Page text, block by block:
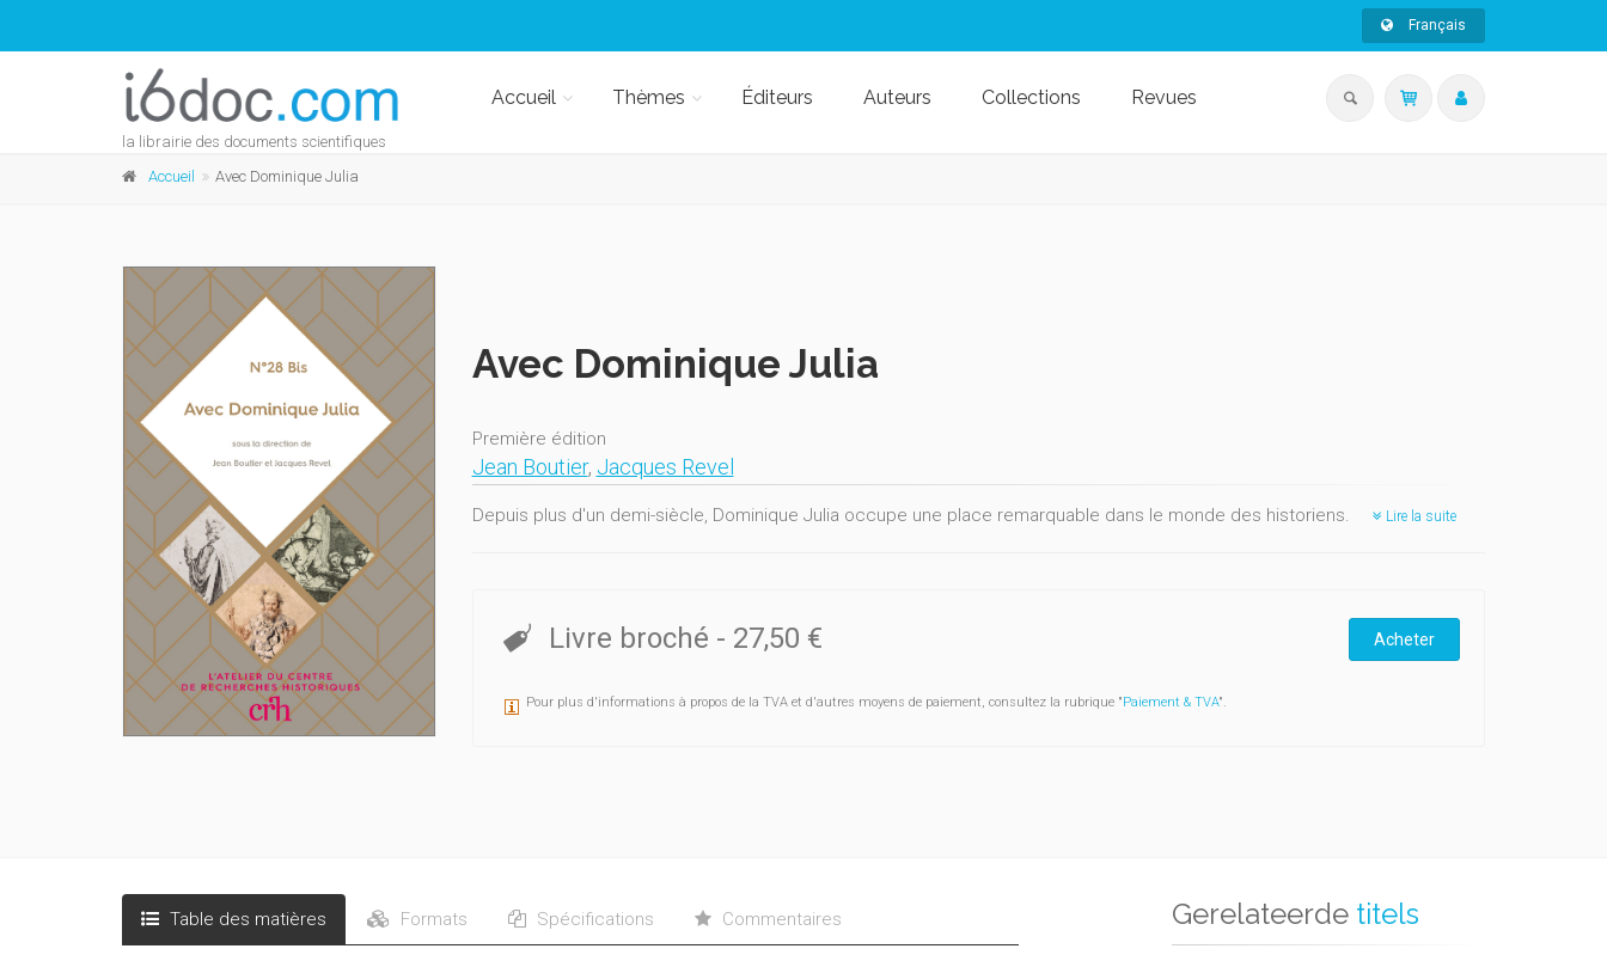
Français
la librairie des documents scientifiques
Accueil Thèmes Éditeurs Auteurs Collections Revues
Accueil Avec Dominique Julia
Avec Dominique Julia
Première édition
Jean Boutier, Jacques Revel
Depuis plus d'un demi-siècle, Dominique Julia occupe une place remarquable dans le monde des historiens. Lire la suite
Livre broché - 27,50 € Acheter
Pour plus d'informations à propos de la TVA et d'autres moyens de paiement, consultez la rubrique "Paiement & TVA".
Table des matières Formats Spécifications Commentaires Gerelateerde titels